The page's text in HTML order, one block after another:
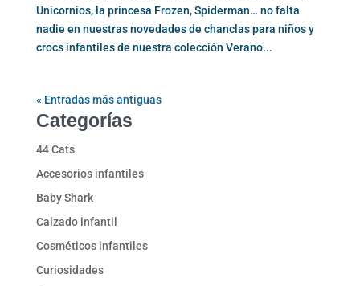
Unicornios, la princesa Frozen, Spiderman… no falta
nadie en nuestras novedades de chanclas para niños y
crocs infantiles de nuestra colección Verano...
« Entradas más antiguas
Categorías
44 Cats
Accesorios infantiles
Baby Shark
Calzado infantil
Cosméticos infantiles
Curiosidades